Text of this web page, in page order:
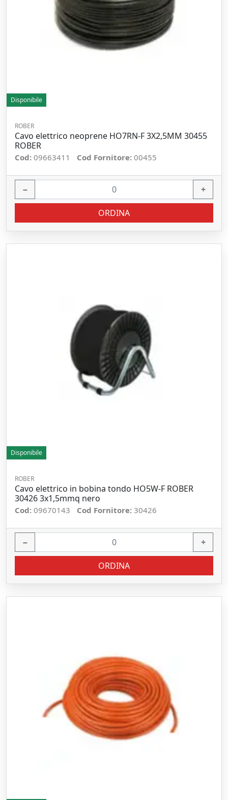
Disponibile
ROBER
Cavo elettrico neoprene HO7RN-F 3X2,5MM 30455
ROBER
Cod: 09663411 Cod Fornitore: 00455
− +
ORDINA
Disponibile
ROBER
Cavo elettrico in bobina tondo HO5W-F ROBER
30426 3x1,5mmq nero
Cod: 09670143 Cod Fornitore: 30426
− +
ORDINA